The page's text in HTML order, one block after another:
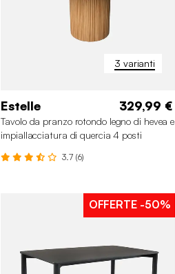
3 varianti
Estelle 329,99 €
Tavolo da pranzo rotondo legno di hevea e
impiallacciatura di quercia 4 posti
3.7 (6)
OFFERTE -50%